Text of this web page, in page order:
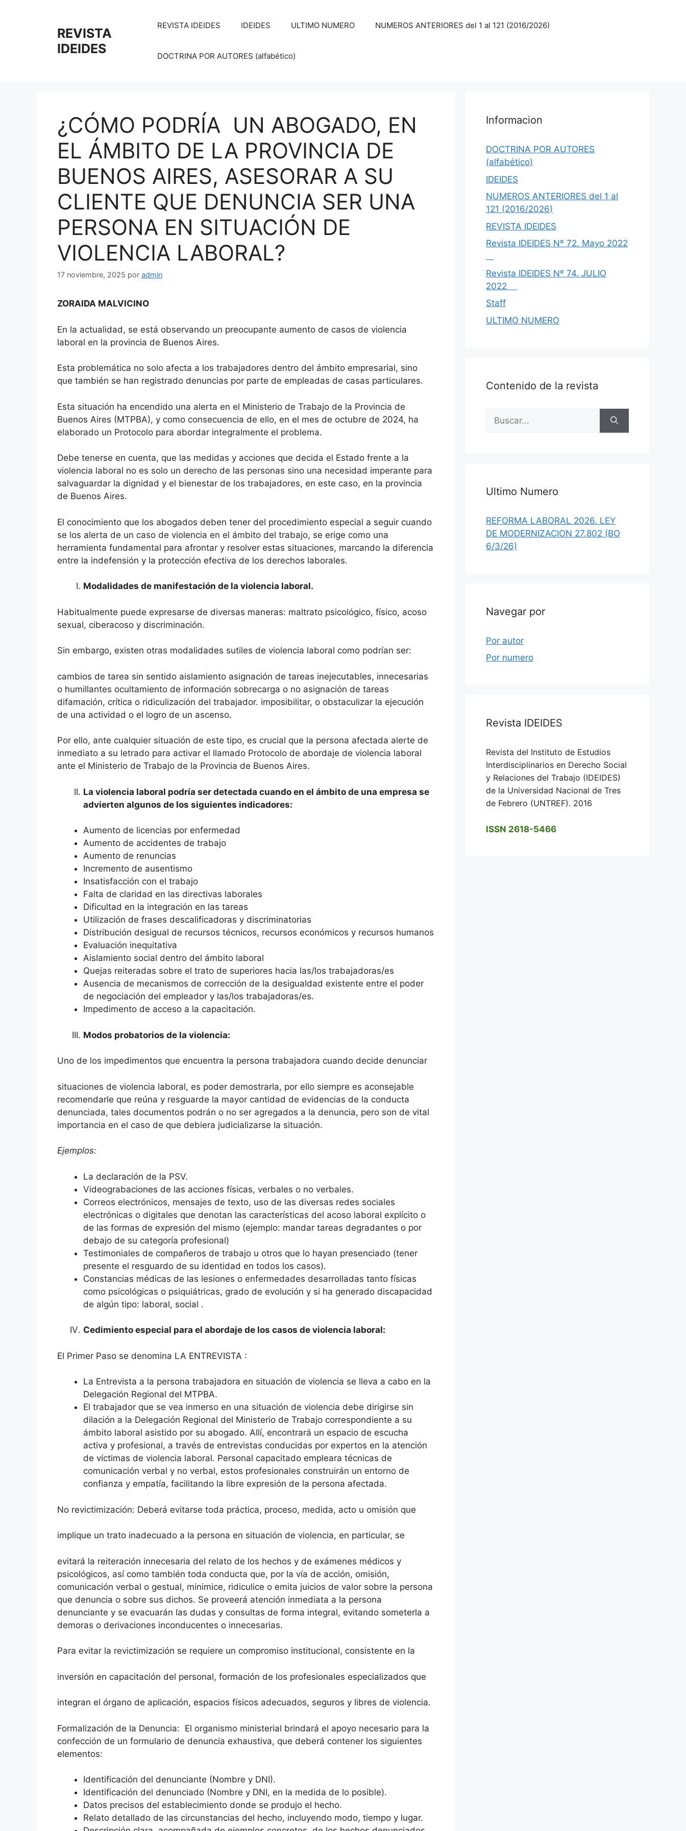
REVISTA
IDEIDES
REVISTA IDEIDES IDEIDES ULTIMO NUMERO NUMEROS ANTERIORES del 1 al 121 (2016/2026)
DOCTRINA POR AUTORES (alfabético)
¿CÓMO PODRÍA UN ABOGADO, EN
EL ÁMBITO DE LA PROVINCIA DE
BUENOS AIRES, ASESORAR A SU
CLIENTE QUE DENUNCIA SER UNA
PERSONA EN SITUACIÓN DE
VIOLENCIA LABORAL?
17 noviembre, 2025 por admin
ZORAIDA MALVICINO
En la actualidad, se está observando un preocupante aumento de casos de violencia
laboral en la provincia de Buenos Aires.
Esta problemática no solo afecta a los trabajadores dentro del ámbito empresarial, sino
que también se han registrado denuncias por parte de empleadas de casas particulares.
Esta situación ha encendido una alerta en el Ministerio de Trabajo de la Provincia de
Buenos Aires (MTPBA), y como consecuencia de ello, en el mes de octubre de 2024, ha
elaborado un Protocolo para abordar integralmente el problema.
Debe tenerse en cuenta, que las medidas y acciones que decida el Estado frente a la
violencia laboral no es solo un derecho de las personas sino una necesidad imperante para
salvaguardar la dignidad y el bienestar de los trabajadores, en este caso, en la provincia
de Buenos Aires.
El conocimiento que los abogados deben tener del procedimiento especial a seguir cuando
se los alerta de un caso de violencia en el ámbito del trabajo, se erige como una
herramienta fundamental para afrontar y resolver estas situaciones, marcando la diferencia
entre la indefensión y la protección efectiva de los derechos laborales.
Modalidades de manifestación de la violencia laboral.
Habitualmente puede expresarse de diversas maneras: maltrato psicológico, físico, acoso
sexual, ciberacoso y discriminación.
Sin embargo, existen otras modalidades sutiles de violencia laboral como podrían ser:
cambios de tarea sin sentido aislamiento asignación de tareas inejecutables, innecesarias
o humillantes ocultamiento de información sobrecarga o no asignación de tareas
difamación, crítica o ridiculización del trabajador. imposibilitar, o obstaculizar la ejecución
de una actividad o el logro de un ascenso.
Por ello, ante cualquier situación de este tipo, es crucial que la persona afectada alerte de
inmediato a su letrado para activar el llamado Protocolo de abordaje de violencia laboral
ante el Ministerio de Trabajo de la Provincia de Buenos Aires.
La violencia laboral podría ser detectada cuando en el ámbito de una empresa se
advierten algunos de los siguientes indicadores:
Aumento de licencias por enfermedad
Aumento de accidentes de trabajo
Aumento de renuncias
Incremento de ausentismo
Insatisfacción con el trabajo
Falta de claridad en las directivas laborales
Dificultad en la integración en las tareas
Utilización de frases descalificadoras y discriminatorias
Distribución desigual de recursos técnicos, recursos económicos y recursos humanos
Evaluación inequitativa
Aislamiento social dentro del ámbito laboral
Quejas reiteradas sobre el trato de superiores hacia las/los trabajadoras/es
Ausencia de mecanismos de corrección de la desigualdad existente entre el poder
de negociación del empleador y las/los trabajadoras/es.
Impedimento de acceso a la capacitación.
Modos probatorios de la violencia:
Uno de los impedimentos que encuentra la persona trabajadora cuando decide denunciar
situaciones de violencia laboral, es poder demostrarla, por ello siempre es aconsejable
recomendarle que reúna y resguarde la mayor cantidad de evidencias de la conducta
denunciada, tales documentos podrán o no ser agregados a la denuncia, pero son de vital
importancia en el caso de que debiera judicializarse la situación.
Ejemplos:
La declaración de la PSV.
Videograbaciones de las acciones físicas, verbales o no verbales.
Correos electrónicos, mensajes de texto, uso de las diversas redes sociales
electrónicas o digitales que denotan las características del acoso laboral explícito o
de las formas de expresión del mismo (ejemplo: mandar tareas degradantes o por
debajo de su categoría profesional)
Testimoniales de compañeros de trabajo u otros que lo hayan presenciado (tener
presente el resguardo de su identidad en todos los casos).
Constancias médicas de las lesiones o enfermedades desarrolladas tanto físicas
como psicológicas o psiquiátricas, grado de evolución y si ha generado discapacidad
de algún tipo: laboral, social .
Cedimiento especial para el abordaje de los casos de violencia laboral:
El Primer Paso se denomina LA ENTREVISTA :
La Entrevista a la persona trabajadora en situación de violencia se lleva a cabo en la
Delegación Regional del MTPBA.
El trabajador que se vea inmerso en una situación de violencia debe dirigirse sin
dilación a la Delegación Regional del Ministerio de Trabajo correspondiente a su
ámbito laboral asistido por su abogado. Allí, encontrará un espacio de escucha
activa y profesional, a través de entrevistas conducidas por expertos en la atención
de víctimas de violencia laboral. Personal capacitado empleara técnicas de
comunicación verbal y no verbal, estos profesionales construirán un entorno de
confianza y empatía, facilitando la libre expresión de la persona afectada.
No revictimización: Deberá evitarse toda práctica, proceso, medida, acto u omisión que
implique un trato inadecuado a la persona en situación de violencia, en particular, se
evitará la reiteración innecesaria del relato de los hechos y de exámenes médicos y
psicológicos, así como también toda conducta que, por la vía de acción, omisión,
comunicación verbal o gestual, minimice, ridiculice o emita juicios de valor sobre la persona
que denuncia o sobre sus dichos. Se proveerá atención inmediata a la persona
denunciante y se evacuarán las dudas y consultas de forma integral, evitando someterla a
demoras o derivaciones inconducentes o innecesarias.
Para evitar la revictimización se requiere un compromiso institucional, consistente en la
inversión en capacitación del personal, formación de los profesionales especializados que
integran el órgano de aplicación, espacios físicos adecuados, seguros y libres de violencia.
Formalización de la Denuncia: El organismo ministerial brindará el apoyo necesario para la
confección de un formulario de denuncia exhaustiva, que deberá contener los siguientes
elementos:
Identificación del denunciante (Nombre y DNI).
Identificación del denunciado (Nombre y DNI, en la medida de lo posible).
Datos precisos del establecimiento donde se produjo el hecho.
Relato detallado de las circunstancias del hecho, incluyendo modo, tiempo y lugar.
Informacion
DOCTRINA POR AUTORES
(alfabético)
IDEIDES
NUMEROS ANTERIORES del 1 al
121 (2016/2026)
REVISTA IDEIDES
Revista IDEIDES Nº 72. Mayo 2022
Revista IDEIDES Nº 74. JULIO
2022
Staff
ULTIMO NUMERO
Contenido de la revista
Ultimo Numero
REFORMA LABORAL 2026. LEY
DE MODERNIZACION 27.802 (BO
6/3/26)
Navegar por
Por autor
Por numero
Revista IDEIDES
Revista del Instituto de Estudios
Interdisciplinarios en Derecho Social
y Relaciones del Trabajo (IDEIDES)
de la Universidad Nacional de Tres
de Febrero (UNTREF). 2016
ISSN 2618-5466